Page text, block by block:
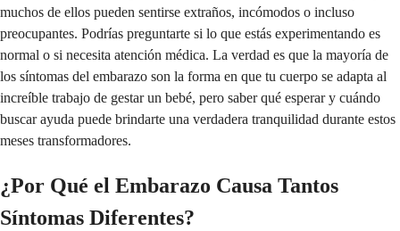
muchos de ellos pueden sentirse extraños, incómodos o incluso
preocupantes. Podrías preguntarte si lo que estás experimentando es
normal o si necesita atención médica. La verdad es que la mayoría de
los síntomas del embarazo son la forma en que tu cuerpo se adapta al
increíble trabajo de gestar un bebé, pero saber qué esperar y cuándo
buscar ayuda puede brindarte una verdadera tranquilidad durante estos
meses transformadores.
¿Por Qué el Embarazo Causa Tantos
Síntomas Diferentes?